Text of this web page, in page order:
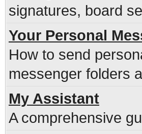
signatures, board
Your Personal
How to send
messenger folders
My Assistant
A comprehensive